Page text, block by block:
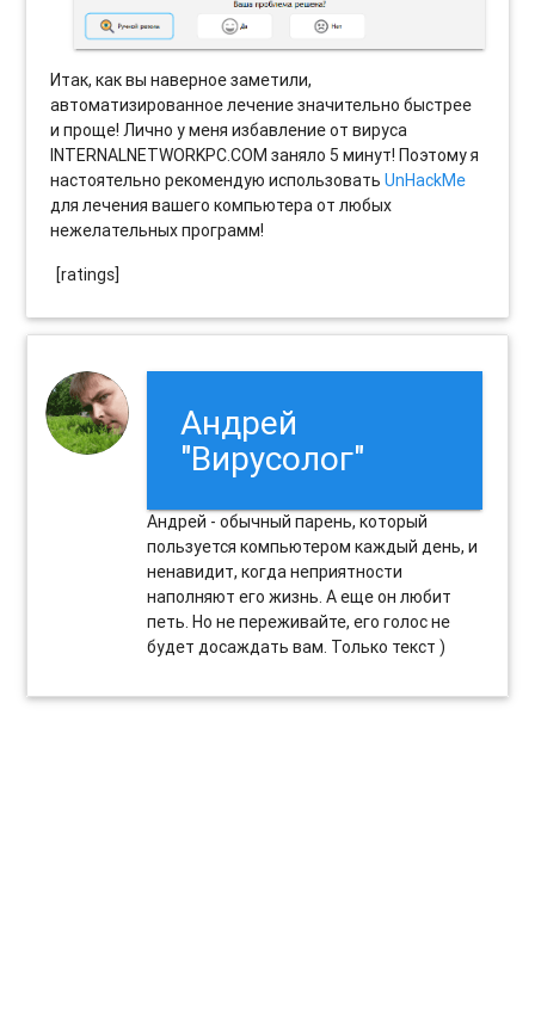
Итак, как вы наверное заметили,
автоматизированное лечение значительно быстрее
и проще! Лично у меня избавление от вируса
INTERNALNETWORKPC.COM заняло 5 минут! Поэтому я
настоятельно рекомендую использоватьUnHackMe
для лечения вашего компьютера от любых
нежелательных программ!
[ratings]
Андрей
"Вирусолог"
Андрей - обычный парень, который
пользуется компьютером каждый день, и
ненавидит, когда неприятности
наполняют его жизнь. А еще он любит
петь. Но не переживайте, его голос не
будет досаждать вам. Только текст )